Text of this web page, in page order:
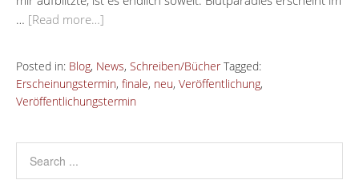
… [Read more…]
Posted in: Blog, News, Schreiben/Bücher Tagged:
Erscheinungstermin, finale, neu, Veröffentlichung,
Veröffentlichungstermin